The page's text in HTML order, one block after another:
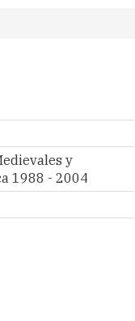
y
1988 - 2004